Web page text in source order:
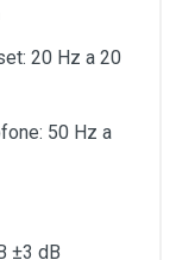
20 Hz a 20
50 Hz a
±3 dB